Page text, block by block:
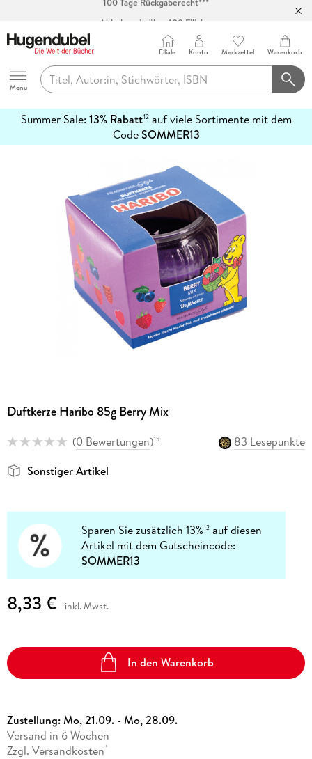
Abholung in über 100 Filialen
Hugendubel
Menu
Filiale Konto Merkzettel Warenkorb
Summer Sale: 13% Rabatt12auf viele Sortimente mit dem
CodeSOMMER13
erfahren
Duftkerze Haribo 85g Berry Mix
(0 Bewertungen)15
83 Lesepunkte
Sonstiger Artikel
Sparen Sie zusätzlich 13%12 auf diesen
Artikel mit dem Gutscheincode:
SOMMER13
8,33 € inkl. Mwst.
In den Warenkorb
Zustellung:Mo, 21.09. - Mo, 28.09.
Versand in 6 Wochen
Zzgl. Versandkosten *